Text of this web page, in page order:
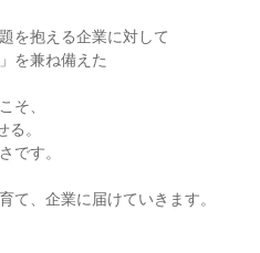
を抱える企業に対して
を兼ね備えた
そ、
。
です。
て、企業に届けていきます。